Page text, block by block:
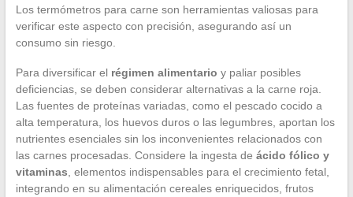
Los termómetros para carne son herramientas valiosas para
verificar este aspecto con precisión, asegurando así un
consumo sin riesgo.
Para diversificar el régimen alimentario y paliar posibles
deficiencias, se deben considerar alternativas a la carne roja.
Las fuentes de proteínas variadas, como el pescado cocido a
alta temperatura, los huevos duros o las legumbres, aportan los
nutrientes esenciales sin los inconvenientes relacionados con
las carnes procesadas. Considere la ingesta de ácido fólico y
vitaminas , elementos indispensables para el crecimiento fetal,
integrando en su alimentación cereales enriquecidos, frutos